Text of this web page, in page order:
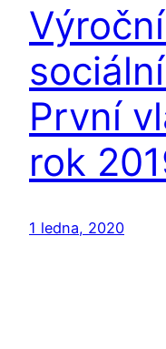
První
rok
1 ledna, 2020